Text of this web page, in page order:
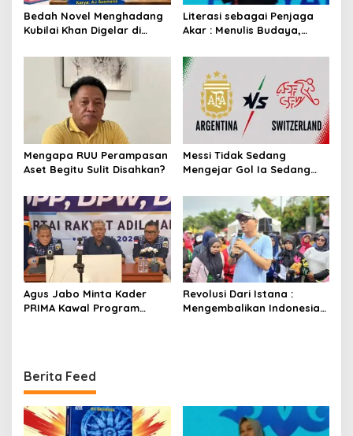
Bedah Novel Menghadang
Kubilai Khan Digelar di
Menyelami Heroisme
Leluhur Nusantara
Literasi sebagai Penjaga
Akar : Menulis Budaya,
Mengapa RUU Perampasan
Aset Begitu Sulit Disahkan?
Messi Tidak Sedang
Mengejar Gol Ia Sedang
Agus Jabo Minta Kader
PRIMA Kawal Program
Revolusi Dari Istana :
Mengembalikan Indonesia
Berita Feed